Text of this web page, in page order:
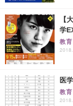
【
学
教
医
教